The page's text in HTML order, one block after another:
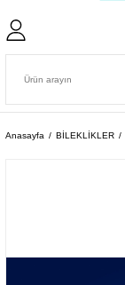
Anasayfa BİLEKLİKLER